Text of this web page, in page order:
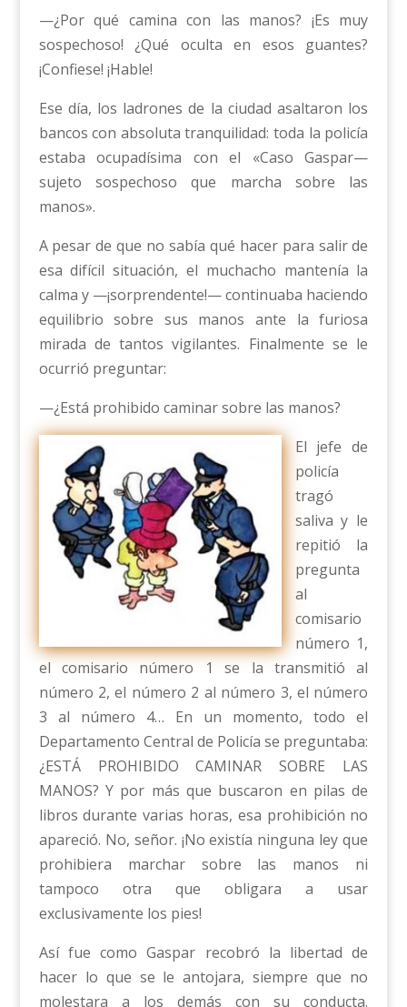
—¿Por qué camina con las manos? ¡Es muy
sospechoso! ¿Qué oculta en esos guantes?
¡Confiese! ¡Hable!
Ese día, los ladrones de la ciudad asaltaron los
bancos con absoluta tranquilidad: toda la policía
estaba ocupadísima con el «Caso Gaspar—
sujeto sospechoso que marcha sobre las
manos».
A pesar de que no sabía qué hacer para salir de
esa difícil situación, el muchacho mantenía la
calma y —¡sorprendente!— continuaba haciendo
equilibrio sobre sus manos ante la furiosa
mirada de tantos vigilantes. Finalmente se le
ocurrió preguntar:
—¿Está prohibido caminar sobre las manos?
El jefe de
policía
tragó
saliva y le
repitió la
pregunta
al
comisario
número 1,
el comisario número 1 se la transmitió al
número 2, el número 2 al número 3, el número
3 al número 4… En un momento, todo el
Departamento Central de Policía se preguntaba:
¿ESTÁ PROHIBIDO CAMINAR SOBRE LAS
MANOS? Y por más que buscaron en pilas de
libros durante varias horas, esa prohibición no
apareció. No, señor. ¡No existía ninguna ley que
prohibiera marchar sobre las manos ni
tampoco otra que obligara a usar
exclusivamente los pies!
Así fue como Gaspar recobró la libertad de
hacer lo que se le antojara, siempre que no
molestara a los demás con su conducta.